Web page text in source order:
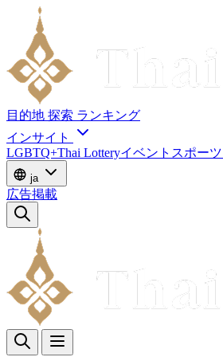
目的地 探索 ランキング
インサイト
LGBTQ+Thai Lotteryイベント スポーツ
ja
広告掲載